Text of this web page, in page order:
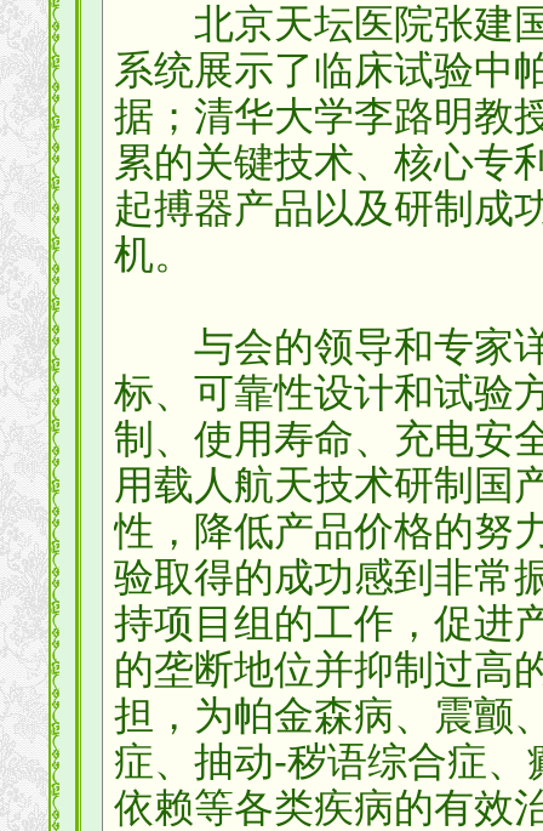
北京天坛医院张建国
系统展示了临床试验中
据；清华大学李路明教
累的关键技术、核心专
起搏器产品以及研制成
机。
与会的领导和专家详
标、可靠性设计和试验
制、使用寿命、充电安
用载人航天技术研制国
性，降低产品价格的努
验取得的成功感到非常
持项目组的工作，促进
的垄断地位并抑制过高
担，为帕金森病、震颤
症、抽动-秽语综合症
依赖等各类疾病的有效